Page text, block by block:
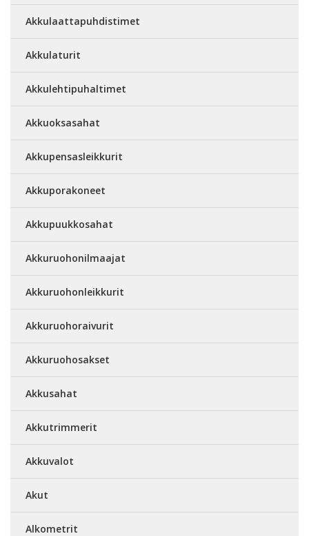
Akkulaattapuhdistimet
Akkulaturit
Akkulehtipuhaltimet
Akkuoksasahat
Akkupensasleikkurit
Akkuporakoneet
Akkupuukkosahat
Akkuruohonilmaajat
Akkuruohonleikkurit
Akkuruohoraivurit
Akkuruohosakset
Akkusahat
Akkutrimmerit
Akkuvalot
Akut
Alkometrit